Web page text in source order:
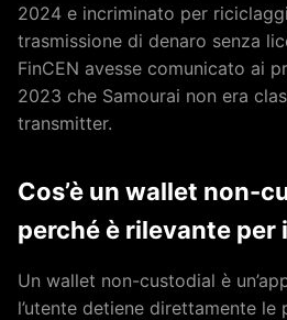
2024 e incriminato per
trasmissione di denaro senza
FinCEN avesse comunicato ai
2023 che Samourai non era
transmitter.
Cos’è un wallet non-
perché è rilevante per
Un wallet non-custodial è
l’utente detiene direttamente